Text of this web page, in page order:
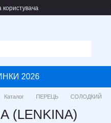
користувача
2026
Каталог ПЕРЕЦЬ СОЛОДКИЙ
(LENKINA)